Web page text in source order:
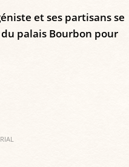
et ses partisans se
palais Bourbon pour